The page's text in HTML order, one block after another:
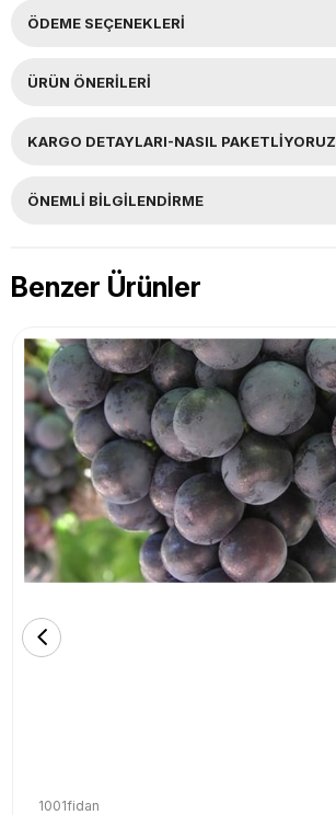
ÖDEME SEÇENEKLERI
ÜRÜN ÖNERILERI
KARGO DETAYLARI-NASIL PAKETLİYORUZ
ÖNEMLI BILGILENDIRME
Benzer Ürünler
1001fidan